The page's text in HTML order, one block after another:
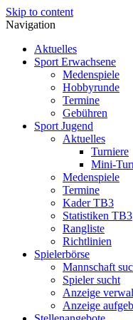
Skip to content
Navigation
Aktuelles
Sport Erwachsene
Medenspiele
Hobbyrunde
Termine
Gebühren
Sport Jugend
Aktuelles
Turniere
Mini-
Medenspiele
Termine
Kader TB3
Statistiken TB3
Rangliste
Richtlinien
Spielerbörse
Mannschaft
Spieler sucht
Anzeige
Anzeige